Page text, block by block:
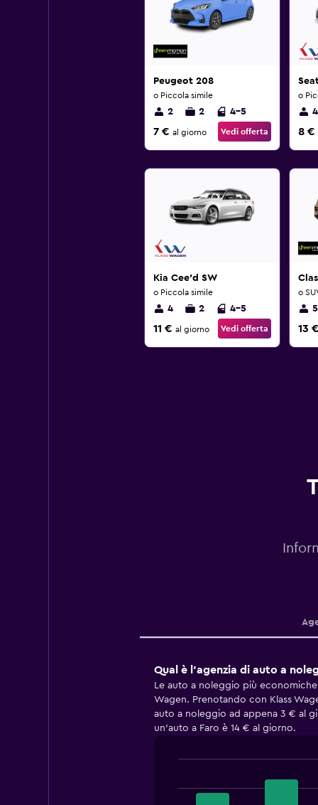
Peugeot 208
o Piccola simile
2 2 4-5
7 € al giorno Vedi offerta
o
4
8 €
Kia Cee'd SW
o Piccola simile
4 2 4-5
11 € al giorno Vedi offerta
o
5
13 €
Qual è l'agenzia di auto a
Le auto a noleggio più
Wagen. Prenotando con Klass
auto a noleggio ad appena 3 € al
un'auto a Faro è 14 € al giorno.